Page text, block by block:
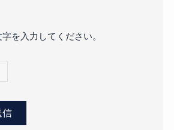
を入力してください。